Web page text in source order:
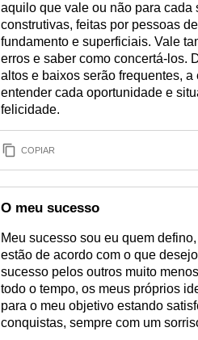
aquilo que vale ou não para
construtivas, feitas por pessoas
fundamento e superficiais. Vale
erros e saber como concertá-los.
altos e baixos serão frequentes,
entender cada oportunidade e
felicidade.
COPIAR
O meu sucesso
Meu sucesso sou eu quem
estão de acordo com o que
sucesso pelos outros muito
todo o tempo, os meus próprios
para o meu objetivo estando
conquistas, sempre com um